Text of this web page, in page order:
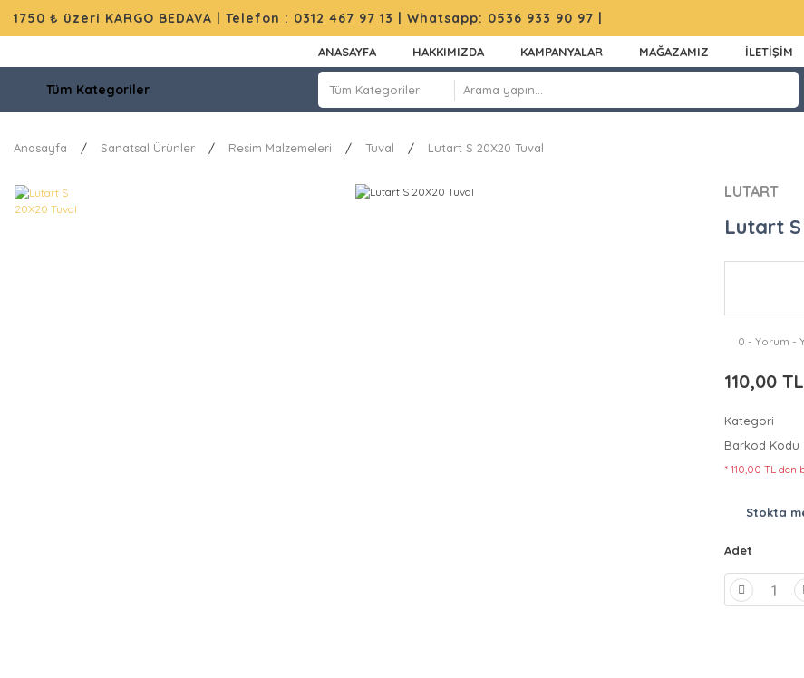
1750 ₺ üzeri KARGO BEDAVA | Telefon : 0312 467 97 13 | Whatsapp: 0536 933 90 97 |
ANASAYFA HAKKIMIZDA KAMPANYALAR MAĞAZAMIZ İLETİŞİM
Tüm Kategoriler
Anasayfa Sanatsal Ürünler Resim Malzemeleri Tuval Lutart S 20X20 Tuval
LUTART
Lutart
0 - Yorum -
110,00 TL
Kategori
Barkod Kodu
* 110,00 TL
Stokta
Adet